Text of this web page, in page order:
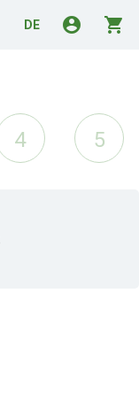
DE account_circle shopping_cart
4 5